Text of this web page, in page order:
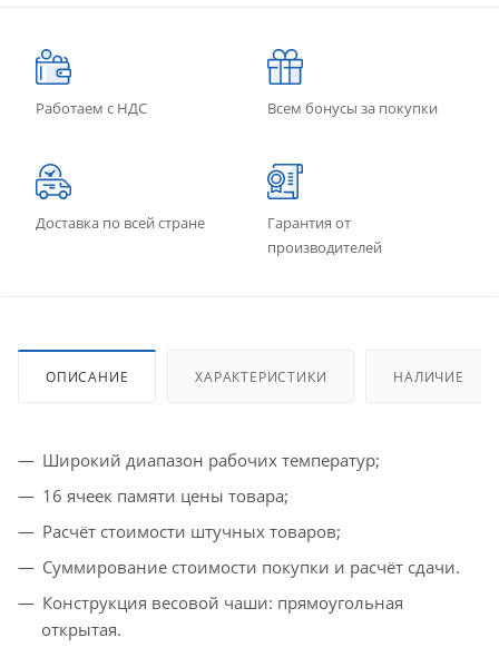
Работаем с НДС Всем бонусы за покупки
Доставка по всей стране
Гарантия от
производителей
ОПИСАНИЕ ХАРАКТЕРИСТИКИ НАЛИЧИЕ
Широкий диапазон рабочих температур;
16 ячеек памяти цены товара;
Расчёт стоимости штучных товаров;
Суммирование стоимости покупки и расчёт сдачи.
Конструкция весовой чаши: прямоугольная
открытая.